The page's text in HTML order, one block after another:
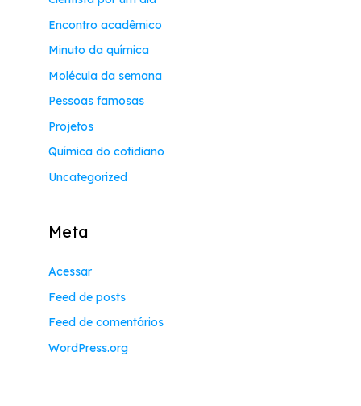
Encontro acadêmico
Minuto da química
Molécula da semana
Pessoas famosas
Projetos
Química do cotidiano
Uncategorized
Meta
Acessar
Feed de posts
Feed de comentários
WordPress.org